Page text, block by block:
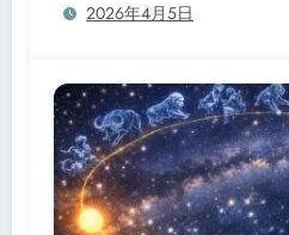
2026年4月5日